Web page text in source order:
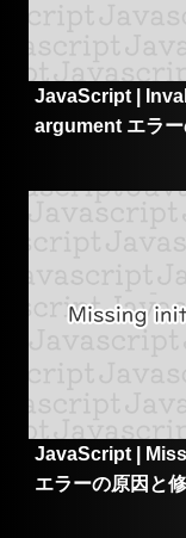
JavaScript |
argument エラ
JavaScript |
エラーの原因と